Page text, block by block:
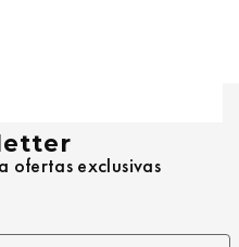
ofertas exclusivas